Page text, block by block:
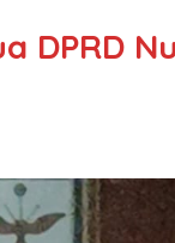
DPRD